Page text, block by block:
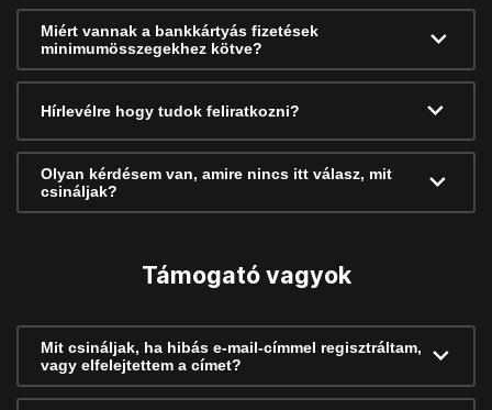
Miért vannak a bankkártyás fizetések
minimumösszegekhez kötve?
Hírlevélre hogy tudok feliratkozni?
Olyan kérdésem van, amire nincs itt válasz, mit
csináljak?
Támogató vagyok
Mit csináljak, ha hibás e-mail-címmel regisztráltam,
vagy elfelejtettem a címet?